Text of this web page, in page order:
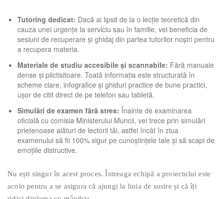
Tutoring dedicat: Dacă ai lipsit de la o lecție teoretică din
cauza unei urgențe la serviciu sau în familie, vei beneficia de
sesiuni de recuperare și ghidaj din partea tutorilor noștri pentru
a recupera materia.
Materiale de studiu accesibile și scannabile: Fără manuale
dense și plictisitoare. Toată informația este structurată în
scheme clare, infografice și ghiduri practice de bune practici,
ușor de citit direct de pe telefon sau tabletă.
Simulări de examen fără stres: Înainte de examinarea
oficială cu comisia Ministerului Muncii, vei trece prin simulări
prietenoase alături de lectorii tăi, astfel încât în ziua
examenului să fii 100% sigur pe cunoștințele tale și să scapi de
emoțiile distructive.
Nu ești singur în acest proces. Întreaga echipă a proiectului este
acolo pentru a se asigura că ajungi la linia de sosire și că îți